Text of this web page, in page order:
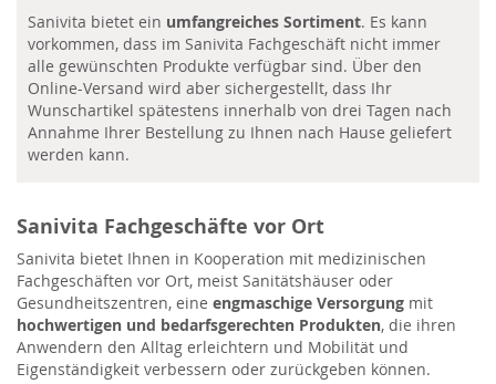
Sanivita bietet ein umfangreiches Sortiment. Es kann
vorkommen, dass im Sanivita Fachgeschäft nicht immer
alle gewünschten Produkte verfügbar sind. Über den
Online-Versand wird aber sichergestellt, dass Ihr
Wunschartikel spätestens innerhalb von drei Tagen nach
Annahme Ihrer Bestellung zu Ihnen nach Hause geliefert
werden kann.
Sanivita Fachgeschäfte vor Ort
Sanivita bietet Ihnen in Kooperation mit medizinischen
Fachgeschäften vor Ort, meist Sanitätshäuser oder
Gesundheitszentren, eine engmaschige Versorgung mit
hochwertigen und bedarfsgerechten Produkten, die ihren
Anwendern den Alltag erleichtern und Mobilität und
Eigenständigkeit verbessern oder zurückgeben können.